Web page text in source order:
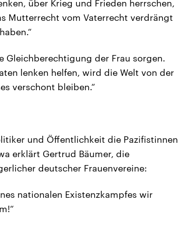
über Krieg und Frieden herrschen,
Mutterrecht vom Vaterrecht verdrängt
Gleichberechtigung der Frau sorgen.
lenken helfen, wird die Welt von der
verschont bleiben.“
und Öffentlichkeit die Pazifistinnen
erklärt Gertrud Bäumer, die
deutscher Frauenvereine:
nationalen Existenzkampfes wir